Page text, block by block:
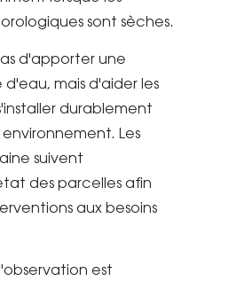
sont sèches.
d'apporter une
mais d'aider les
durablement
Les
suivent
des parcelles afin
aux besoins
est